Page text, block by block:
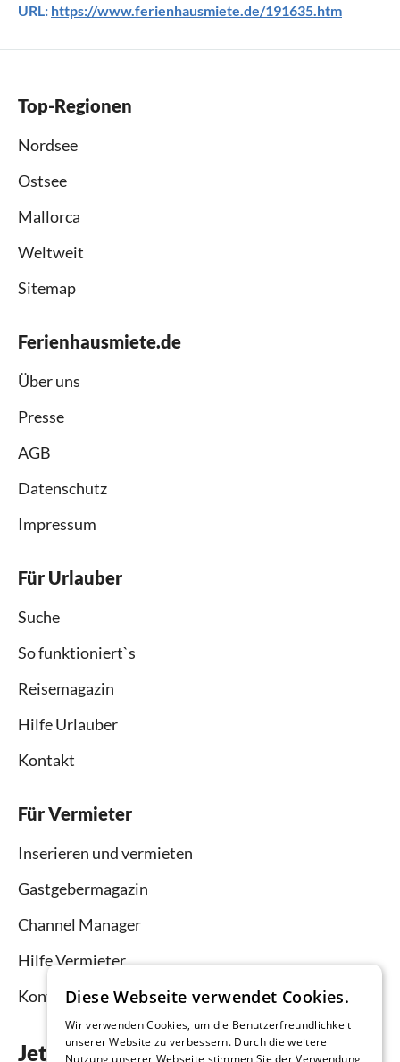
URL: https://www.ferienhausmiete.de/191635.htm
Top-Regionen
Nordsee
Ostsee
Mallorca
Weltweit
Sitemap
Ferienhausmiete.de
Über uns
Presse
AGB
Datenschutz
Impressum
Für Urlauber
Suche
So funktioniert`s
Reisemagazin
Hilfe Urlauber
Kontakt
Für Vermieter
Inserieren und vermieten
Gastgebermagazin
Channel Manager
Hilfe Vermieter
Kontakt
Jetzt die App downloaden
Diese Webseite verwendet Cookies.
Wir verwenden Cookies, um die Benutzerfreundlichkeit
unserer Website zu verbessern. Durch die weitere
Nutzung unserer Webseite stimmen Sie der Verwendung